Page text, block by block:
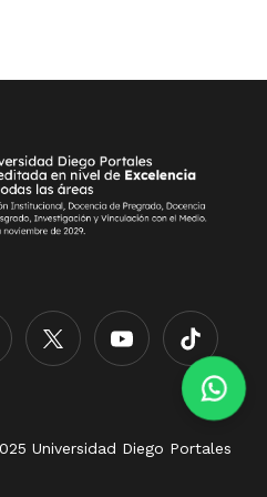
Universidad Diego Portales